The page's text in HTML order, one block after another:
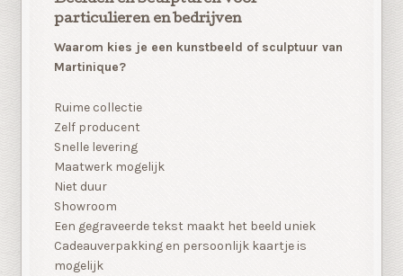
particulieren en bedrijven
Waarom kies je een kunstbeeld of sculptuur van
Martinique?
Ruime collectie
Zelf producent
Snelle levering
Maatwerk mogelijk
Niet duur
Showroom
Een gegraveerde tekst maakt het beeld uniek
Cadeauverpakking en persoonlijk kaartje is
mogelijk